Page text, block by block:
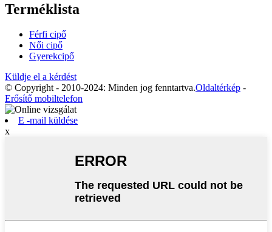
Terméklista
Férfi cipő
Női cipő
Gyerekcipő
Küldje el a kérdést
© Copyright - 2010-2024: Minden jog fenntartva.Oldaltérkép -
Erősítő mobiltelefon
E -mail küldése
x